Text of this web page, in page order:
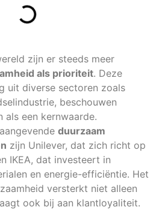
zijn er steeds meer
als prioriteit. Deze
uit diverse sectoren zoals
beschouwen
als een kernwaarde.
duurzaam
zijn Unilever, dat zich richt op
IKEA, dat investeert in
en energie-efficiëntie. Het
versterkt niet alleen
ook bij aan klantloyaliteit.